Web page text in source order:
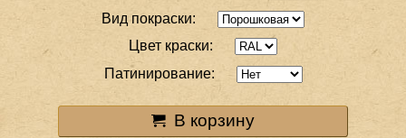
Вид покраски:
Цвет краски:
Патинирование:
В корзину